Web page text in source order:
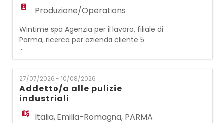
Produzione/Operations
Wintime spa Agenzia per il lavoro, filiale di
Parma, ricerca per azienda cliente 5
ADDETTE/I AL CONFEZIONAMENTO DI
PRODOTTI COSMETICI. Le risorse si
occuperanno di confezionamento,
etichettatura, imballaggio dei prodotti a
banco e sulla linea. Desideriamo entrare in
contatto con candidate/i con pregressa
esperienza nella mansione. Completano il
...
27/07/2026 - 10/08/2026
Addetto/a alle pulizie
industriali
Italia, Emilia-Romagna, PARMA